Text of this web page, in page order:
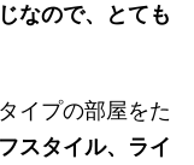
なので、とても
イプの部屋をた
スタイル、ライ